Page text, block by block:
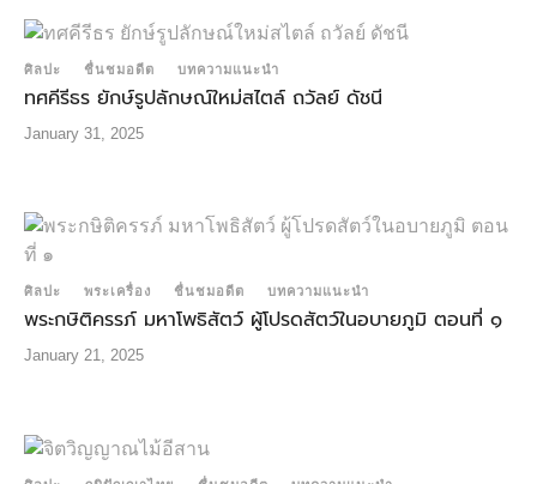
ศิลปะ ชื่นชมอดีต บทความแนะนำ
ทศคีรีธร ยักษ์รูปลักษณ์ใหม่สไตล์ ถวัลย์ ดัชนี
January 31, 2025
ศิลปะ พระเครื่อง ชื่นชมอดีต บทความแนะนำ
พระกษิติครรภ์ มหาโพธิสัตว์ ผู้โปรดสัตว์ในอบายภูมิ ตอนที่ ๑
January 21, 2025